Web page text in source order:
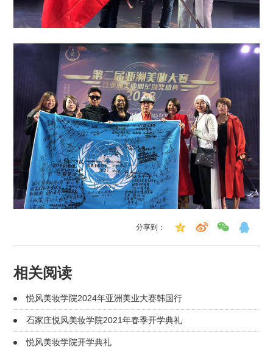
分享到：
相关阅读
悦风美妆学院2024年亚洲美业大赛韩国行
石家庄悦风美妆学院2021年春季开学典礼
悦风美妆学院开学典礼